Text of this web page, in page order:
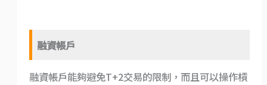
融資帳戶
融資帳戶能夠避免T+2交易的限制，而且可以操作槓